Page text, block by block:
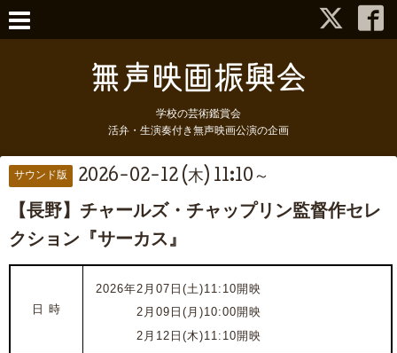
学校の芸術鑑賞会
活弁・生演奏付き無声映画公演の企画
サウンド版 2026-02-12 (木) 11:10～
【長野】チャールズ・チャップリン監督作セレ
クション『サーカス』
日 時
2026年2月07日(土)11 :10開映
2月09日(月)10:00開映
2月12日(木)11 :10開映